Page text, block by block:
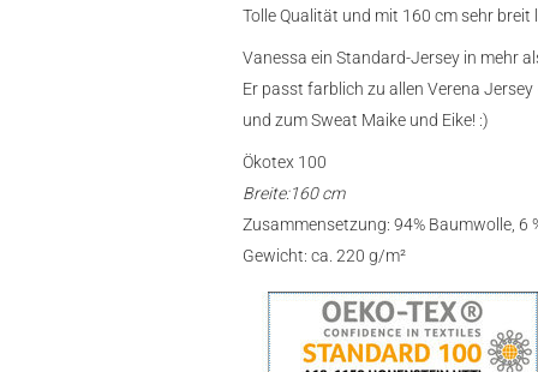
Tolle Qualität und mit 160 cm sehr breit
Vanessa ein Standard-Jersey in mehr
Er passt farblich zu allen Verena
und zum Sweat Maike und Eike! :)
Ökotex 100
Breite:160 cm
Zusammensetzung: 94% Baumwolle, 6
Gewicht: ca. 220 g/m²